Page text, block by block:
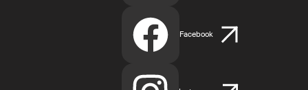
Facebook